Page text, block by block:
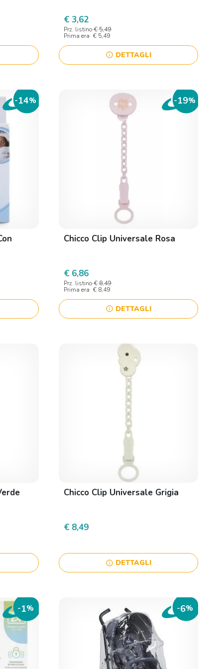
€ 3,62
Prz. listino € 5,49
Prima era € 5,49
info DETTAGLI
-14% -19%
Chicco Clip Universale Rosa
€ 6,86
Prz. listino € 8,49
Prima era € 8,49
info DETTAGLI
Chicco Clip Universale Grigia
€ 8,49
info DETTAGLI
-1% -6%